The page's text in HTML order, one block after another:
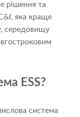
рішення та
яка краще
середовищу
ESS?
система